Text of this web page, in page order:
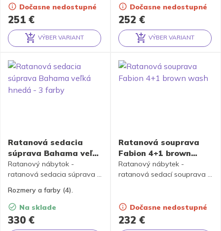
251 €
ratanu. Spoje ratanovej
konštrukcie sú skrutkované.
Polostry k súprave sú
vyrobené v Českej republike.
K dispozícii sú polostre v 3
Dočasne nedostupné
VÝBER VARIANT
252 €
ratanovej konštrukcie sú
skrutkované. Polstry k
súprave sú vyrobené v
Českej republike. Polostry sú
k dispozícii v 4 farbách.
Dočasne nedostupné
VÝBER VARIANT
Ratanová sedacia
súprava Bahama veľká
hnedá – 3 farby
330 €
Ratanový nábytok -
ratanová sedacia súprava je
ratanu s farbou konštrukcie
zodpovedajúcej fotografii
výrobku. Set obsahuje
lavicu, 2 kreslá a stolík so
Rozmery a farby (4).
Na sklade
Ratanová souprava
Fabion 4+1 brown
wash
232 €
Ratanový nábytek -
ratanová sedací souprava je
výpletu brown wash,
souprava obsahuje 4 křesla
a stolek se sklem, kompletní
Dočasne nedostupné